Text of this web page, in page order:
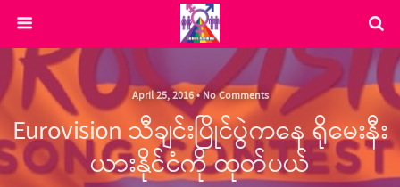
April 25, 2016 • No Comments
Eurovision သီချင်းပြိုင်ပွဲကနေ ရိုမေးနီး
ယားနိုင်ငံကို ထုတ်ပယ်